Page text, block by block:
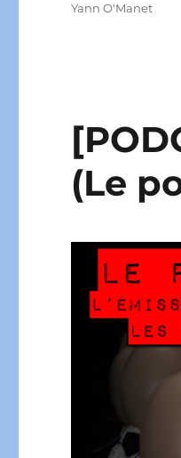
Yann O'Manet
(Le